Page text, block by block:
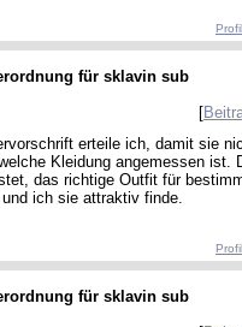
Profil
für sklavin sub
[
erteile ich, damit sie
Kleidung angemessen ist.
das richtige Outfit für
ich sie attraktiv finde.
Profil
für sklavin sub